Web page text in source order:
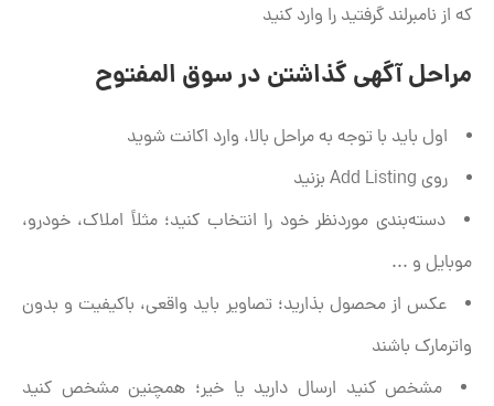
که از نامبرلند گرفتید را وارد کنید
مراحل آگهی گذاشتن در سوق المفتوح
اول باید با توجه به مراحل بالا، وارد اکانت شوید
روی Add Listing بزنید
دسته‌بندی موردنظر خود را انتخاب کنید؛ مثلاً املاک، خودرو،
موبایل و ...
عکس از محصول بذارید؛ تصاویر باید واقعی، باکیفیت و بدون
واترمارک باشند
مشخص کنید ارسال دارید یا خیر؛ همچنین مشخص کنید